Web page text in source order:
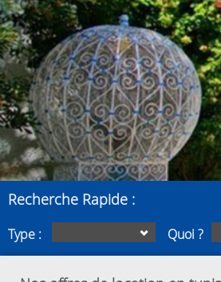
Recherche Rapide :
Type : Quoi ?